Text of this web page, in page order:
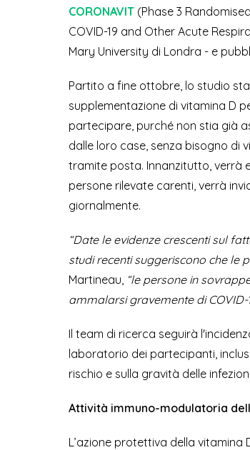
CORONAVIT (Phase 3
COVID-19 and Other Acute
Mary University di Londra - e
Partito a fine ottobre, lo studio
supplementazione di vitamina D
partecipare, purché non stia già
dalle loro case, senza bisogno di
tramite posta. Innanzitutto, verrà
persone rilevate carenti, verrà
giornalmente.
“Date le evidenze crescenti sul
studi recenti suggeriscono che le
Martineau, “le persone in
ammalarsi gravemente di COVID-
Il team di ricerca seguirà
laboratorio dei partecipanti,
rischio e sulla gravità delle
Attività immuno-modulatoria
L’azione protettiva della